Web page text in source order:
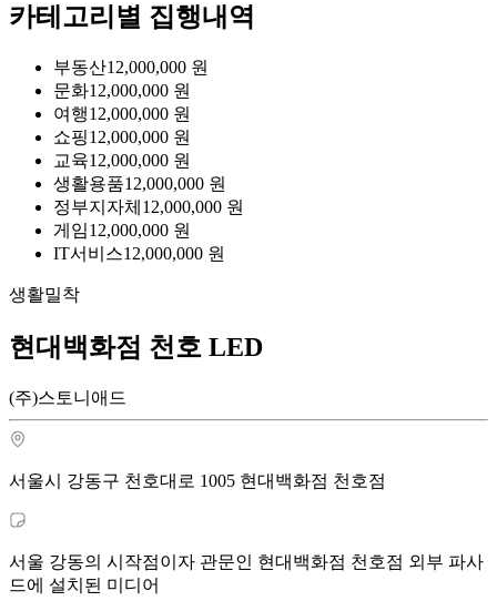
카테고리별 집행내역
부동산12,000,000 원
문화12,000,000 원
여행12,000,000 원
쇼핑12,000,000 원
교육12,000,000 원
생활용품12,000,000 원
정부지자체 12,000,000 원
게임12,000,000 원
IT서비스12,000,000 원
생활밀착
현대백화점 천호 LED
(주)스토니애드
서울시 강동구 천호대로 1005 현대백화점 천호점
서울 강동의 시작점이자 관문인 현대백화점 천호점 외부 파사
드에 설치된 미디어